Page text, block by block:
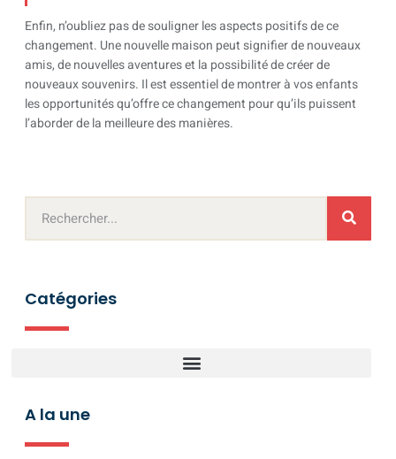
Enfin, n’oubliez pas de souligner les aspects positifs de ce
changement. Une nouvelle maison peut signifier de nouveaux
amis, de nouvelles aventures et la possibilité de créer de
nouveaux souvenirs. Il est essentiel de montrer à vos enfants
les opportunités qu’offre ce changement pour qu’ils puissent
l’aborder de la meilleure des manières.
Catégories
A la une